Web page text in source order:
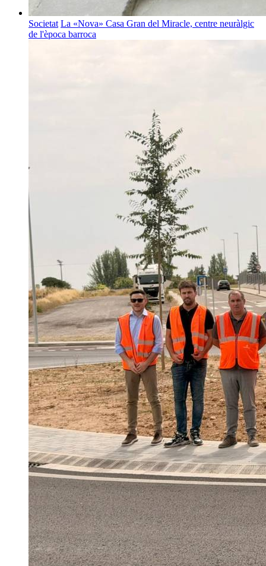
Societat La «Nova» Casa Gran del Miracle, centre neuràlgic
de l'època barroca